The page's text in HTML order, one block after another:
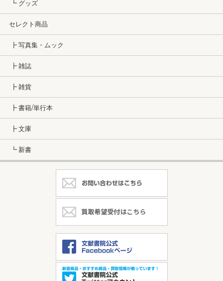
┗ グッズ
セレクト商品
┣ 写真集・ムック
┣ 雑誌
┣ 雑貨
┣ 書籍/単行本
┣ 文庫
┗ 新書